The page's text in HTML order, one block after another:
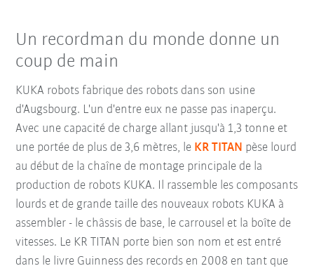
Un recordman du monde donne un
coup de main
KUKA robots fabrique des robots dans son usine
d'Augsbourg. L'un d'entre eux ne passe pas inaperçu.
Avec une capacité de charge allant jusqu'à 1,3 tonne et
une portée de plus de 3,6 mètres, le KR TITAN pèse lourd
au début de la chaîne de montage principale de la
production de robots KUKA. Il rassemble les composants
lourds et de grande taille des nouveaux robots KUKA à
assembler - le châssis de base, le carrousel et la boîte de
vitesses. Le KR TITAN porte bien son nom et est entré
dans le livre Guinness des records en 2008 en tant que